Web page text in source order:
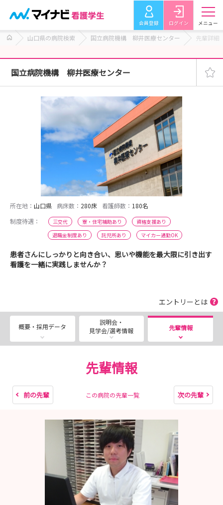
会員登録 ログイン メニュー
山口県の病院検索 国立病院機構 柳井医療センター 先輩詳細
国立病院機構 柳井医療センター
所在地： 山口県 病床数： 280床 看護師数： 180名
制度待遇：
三交代 寮・住宅補助あり
資格支援あり
退職金制度あり
託児所あり マイカー通勤OK
患者さんにしっかりと向き合い、思いや機能を最大限に引き出す
看護を一緒に実践しませんか？
エントリーとは
概要・採用データ
説明会・
見学会/選考情報
先輩情報
先輩情報
前の先輩 この病院の先輩一覧 次の先輩